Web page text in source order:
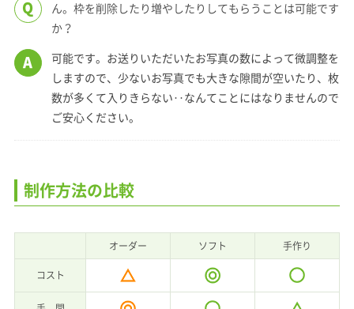
Q
ん。枠を削除したり増やしたりしてもらうことは可能です
か？
A
可能です。お送りいただいたお写真の数によって微調整を
しますので、少ないお写真でも大きな隙間が空いたり、枚
数が多くて入りきらない‥なんてことにはなりませんので
ご安心ください。
制作方法の比較
オーダー ソフト 手作り
コスト